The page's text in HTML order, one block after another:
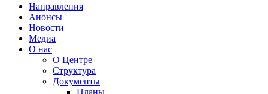
Направления
Анонсы
Новости
Медиа
О нас
О Центре
Структура
Документы
Планы